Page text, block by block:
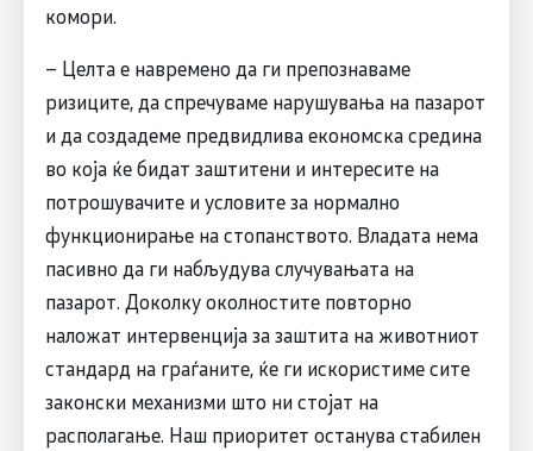
комори.
– Целта е навремено да ги препознаваме
ризиците, да спречуваме нарушувања на пазарот
и да создадеме предвидлива економска средина
во која ќе бидат заштитени и интересите на
потрошувачите и условите за нормално
функционирање на стопанството. Владата нема
пасивно да ги набљудува случувањата на
пазарот. Доколку околностите повторно
наложат интервенција за заштита на животниот
стандард на граѓаните, ќе ги искористиме сите
законски механизми што ни стојат на
располагање. Наш приоритет останува стабилен